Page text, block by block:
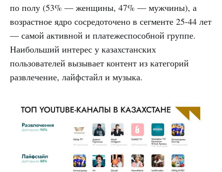
по полу (53% — женщины, 47% — мужчины), а
возрастное ядро сосредоточено в сегменте 25-44 лет
— самой активной и платежеспособной группе.
Наибольший интерес у казахстанских
пользователей вызывает контент из категорий
развлечение, лайфстайл и музыка.